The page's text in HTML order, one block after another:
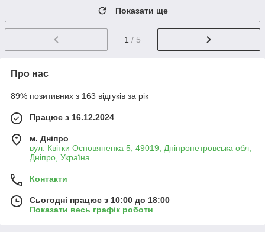
Показати ще
1 / 5
Про нас
89% позитивних з 163 відгуків за рік
Працює з 16.12.2024
м. Дніпро
вул. Квітки Основяненка 5, 49019, Дніпропетровська обл,
Дніпро, Україна
Контакти
Сьогодні працює з 10:00 до 18:00
Показати весь графік роботи